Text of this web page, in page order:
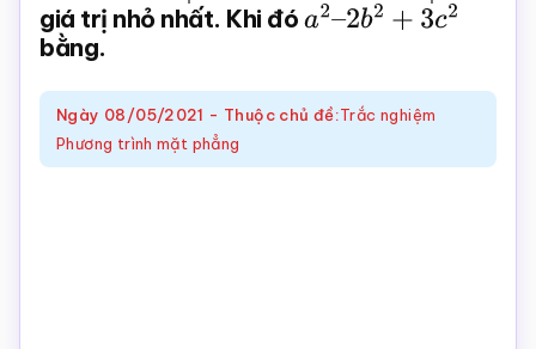
giá trị nhỏ nhất. Khi đó a2–2b2+3c2
bằng.
Ngày 08/05/2021 - Thuộc chủ đề:Trắc nghiệm
Phương trình mặt phẳng